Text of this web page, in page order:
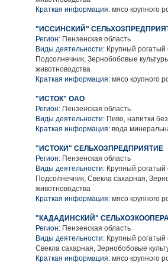
Краткая информация: мясо крупного
"ИССИНСКИЙ"
Регион: Пензенская область
Виды деятельности: Крупный рогатый
Подсолнечник, Зернобобовые
животноводства
Краткая информация: мясо крупного
"ИСТОК" ОАО
Регион: Пензенская область
Виды деятельности: Пиво, напитки
Краткая информация: вода
"ИСТОКИ" СЕЛЬХОЗПРЕДПРИЯТИЕ
Регион: Пензенская область
Виды деятельности: Крупный рогатый
Подсолнечник, Свекла сахарная,
животноводства
Краткая информация: мясо крупного
"КАДАДИНСКИЙ"
Регион: Пензенская область
Виды деятельности: Крупный рогатый
Свекла сахарная, Зернобобовые
Краткая информация: мясо крупного